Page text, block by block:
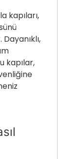
kapıları,
kapılar,